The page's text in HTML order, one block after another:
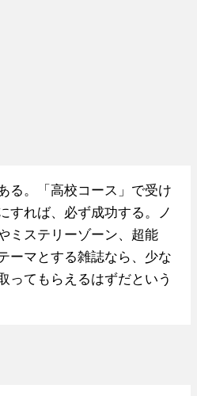
る。「高校コース」で受け
すれば、必ず成功する。ノ
ミステリーゾーン、超能
ーマとする雑誌なら、少な
ってもらえるはずだという